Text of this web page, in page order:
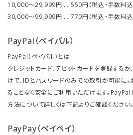
10,000～29,999円 … 550円（税込・手数料込
30,000～99,999円 … 770円（税込・手数料込
PayPal（ペイパル）
PayPal（ペイパル）とは
クレジットカード、デビットカードを登録する
けで、IDとパスワードのみでの取引が可能に
ることなく安全にご利用いただけます。PayPal
方法について詳しくは下記よりご確認ください
PayPay（ペイペイ）